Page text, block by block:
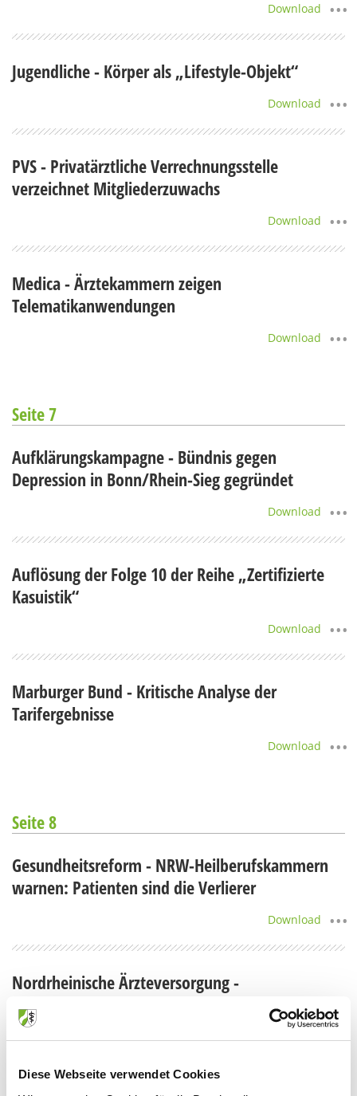
Diese Webseite verwendet Cookies
Download
Jugendliche - Körper als „Lifestyle-Objekt“
Download
PVS - Privatärztliche Verrechnungsstelle
verzeichnet Mitgliederzuwachs
Download
Medica - Ärztekammern zeigen
Telematikanwendungen
Download
Seite 7
Aufklärungskampagne - Bündnis gegen
Depression in Bonn/Rhein-Sieg gegründet
Download
Auflösung der Folge 10 der Reihe „Zertifizierte
Kasuistik“
Download
Marburger Bund - Kritische Analyse der
Tarifergebnisse
Download
Seite 8
Gesundheitsreform - NRW-Heilberufskammern
warnen: Patienten sind die Verlierer
Download
Nordrheinische Ärzteversorgung -
Mitgliederinformation zur Fälligkeit von
Beiträgen